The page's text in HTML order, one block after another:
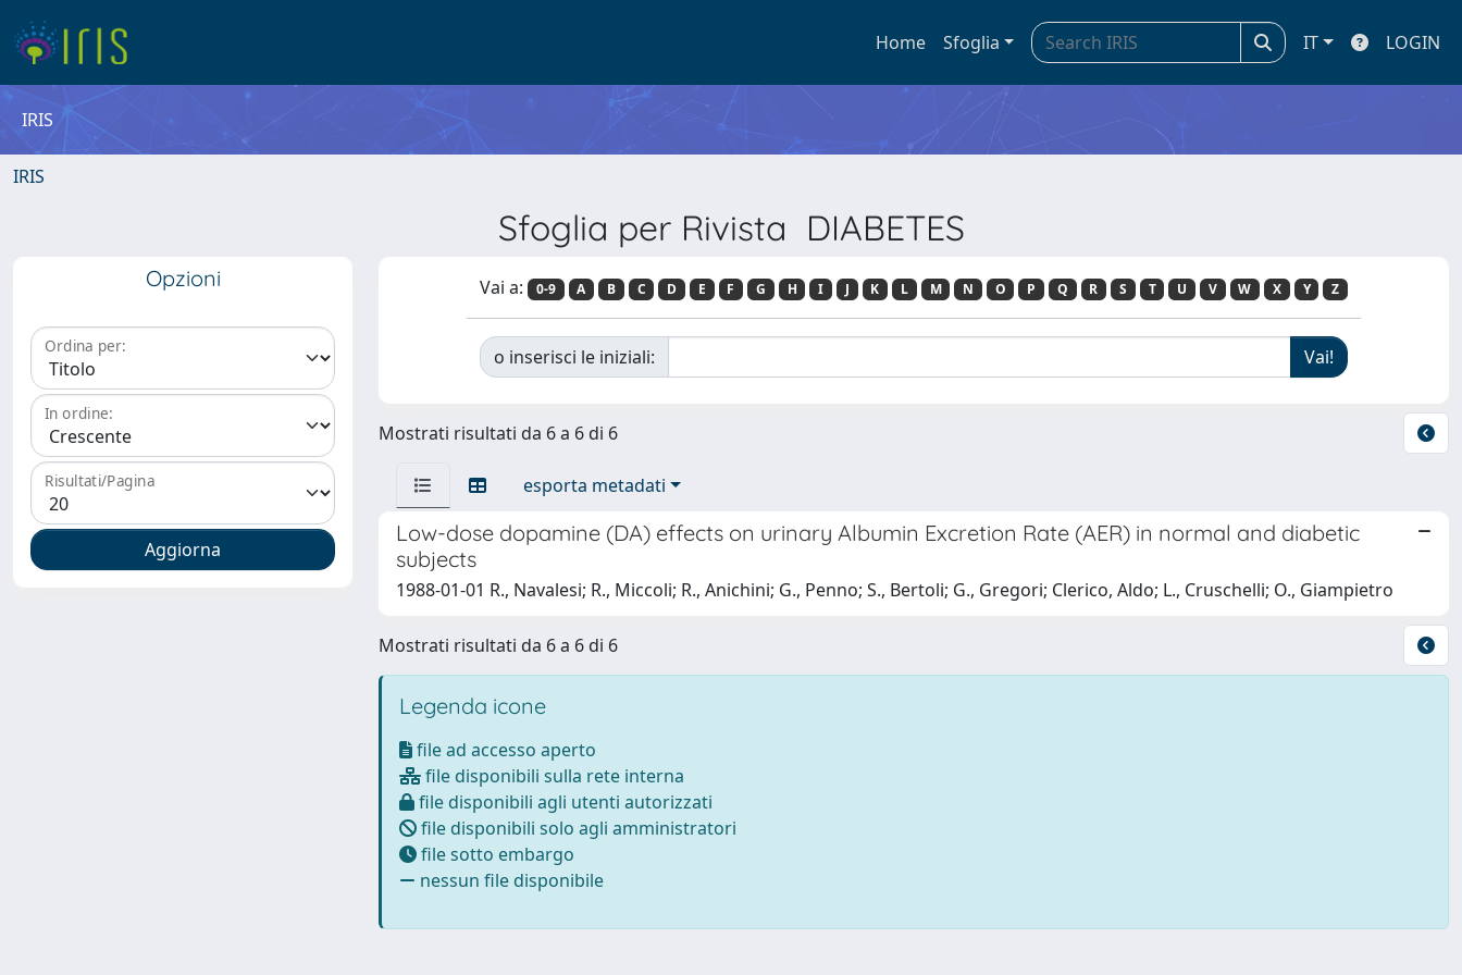
Home Sfoglia IT LOGIN
IRIS
IRIS
Sfoglia per Rivista DIABETES
Opzioni
Ordina per:
In ordine:
Risultati/Pagina
Vai a: 0-9 A B C D E F G H I J K L M N O P Q R S T U V W X Y Z
o inserisci le iniziali:
Mostrati risultati da 6 a 6 di 6
esporta metadati
Low-dose dopamine (DA) effects on urinary Albumin Excretion Rate (AER) in normal and diabetic
subjects
1988-01-01 R., Navalesi; R., Miccoli; R., Anichini; G., Penno; S., Bertoli; G., Gregori; Clerico, Aldo; L., Cruschelli; O., Giampietro
Mostrati risultati da 6 a 6 di 6
Legenda icone
file ad accesso aperto
file disponibili sulla rete interna
file disponibili agli utenti autorizzati
file disponibili solo agli amministratori
file sotto embargo
nessun file disponibile